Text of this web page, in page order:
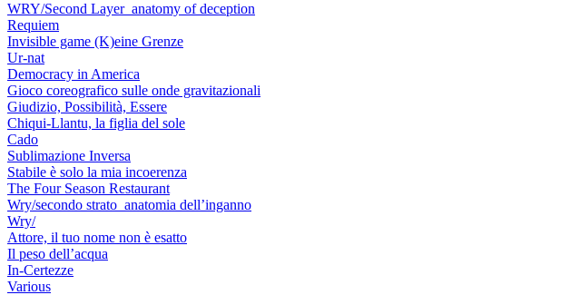
WRY/Second Layer_anatomy of deception
Requiem
Invisible game (K)eine Grenze
Ur-nat
Democracy in America
Gioco coreografico sulle onde gravitazionali
Giudizio, Possibilità, Essere
Chiqui-Llantu, la figlia del sole
Cado
Sublimazione Inversa
Stabile è solo la mia incoerenza
The Four Season Restaurant
Wry/secondo strato_anatomia dell’inganno
Wry/
Attore, il tuo nome non è esatto
Il peso dell’acqua
In-Certezze
Various